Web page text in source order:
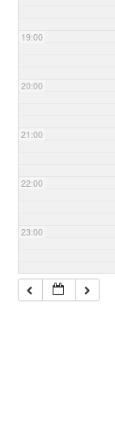
19:00
20:00
21:00
22:00
23:00